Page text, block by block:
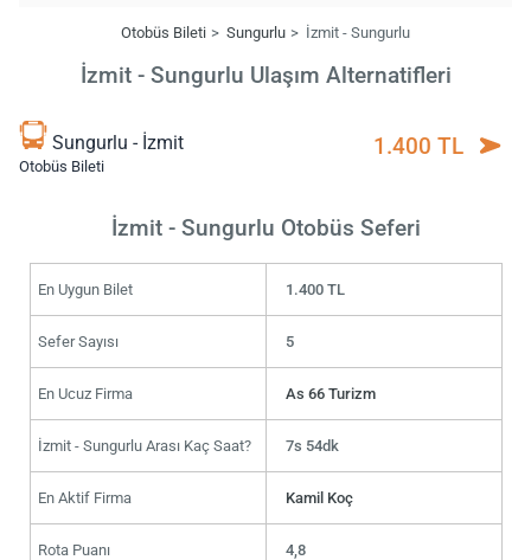
Otobüs Bileti Sungurlu İzmit - Sungurlu
İzmit - Sungurlu Ulaşım Alternatifleri
Sungurlu - İzmit
Otobüs Bileti
1.400 TL
İzmit - Sungurlu Otobüs Seferi
En Uygun Bilet 1.400 TL
Sefer Sayısı 5
En Ucuz Firma As 66 Turizm
İzmit - Sungurlu Arası Kaç Saat? 7s 54dk
En Aktif Firma Kamil Koç
Rota Puanı 4,8